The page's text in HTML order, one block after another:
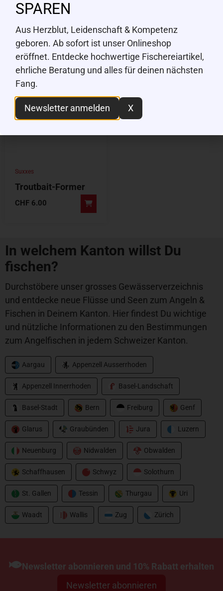
Plastik), 50g
CHF9.00 CHF9.00
Suxxes
Troutbait-Former
CHF 6.00
In welchem Kanton willst Du
fischen?
Durchstöbere unser grosses Gewässerverzeichnis
und entdecke neue Flüsse und Seen zum Angeln &
Fischen in Deinem Kanton. Hier findest Du wichtige
und nützliche Informationen zu den Bestimmungen
zum Angelfischen in jedem Schweizer Kanton.
Aargau Appenzell Ausserrhoden
Appenzell Innerrhoden Basel-Landschaft
Basel-Stadt Bern Freiburg Genf
Glarus Graubünden Jura Luzern
Neuenburg Nidwalden Obwalden
Schaffhausen Schwyz Solothurn
St. Gallen Tessin Thurgau Uri
Waadt Wallis Zug Zürich
Newsletter abonnieren und 10% Rabatt erhalten
Newsletter abonnieren
SPAREN
Aus Herzblut, Leidenschaft & Kompetenz
geboren. Ab sofort ist unser Onlineshop
eröffnet. Entdecke hochwertige Fischereiartikel,
ehrliche Beratung und alles für deinen nächsten
Fang.
Newsletter anmelden X